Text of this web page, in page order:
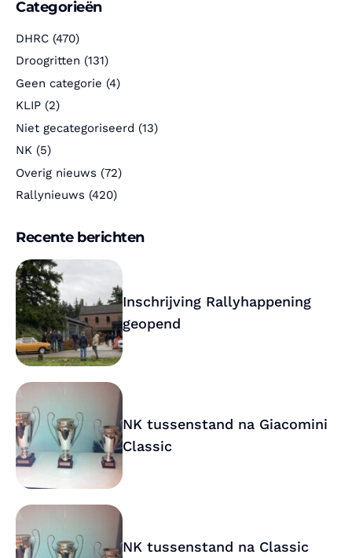
Categorieën
DHRC (470)
Droogritten (131)
Geen categorie (4)
KLIP (2)
Niet gecategoriseerd (13)
NK (5)
Overig nieuws (72)
Rallynieuws (420)
Recente berichten
Inschrijving Rallyhappening
geopend
NK tussenstand na Giacomini
Classic
NK tussenstand na Classic